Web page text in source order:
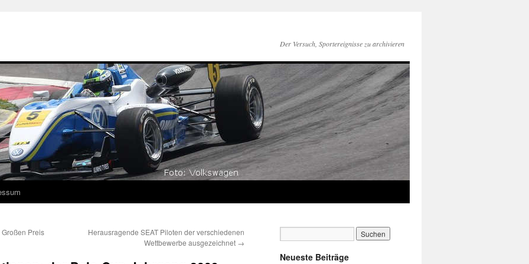
Der Versuch, Sportereignisse zu archivieren
Preis
Herausragende SEAT Piloten der verschiedenen
Wettbewerbe ausgezeichnet →
Neueste Beiträge